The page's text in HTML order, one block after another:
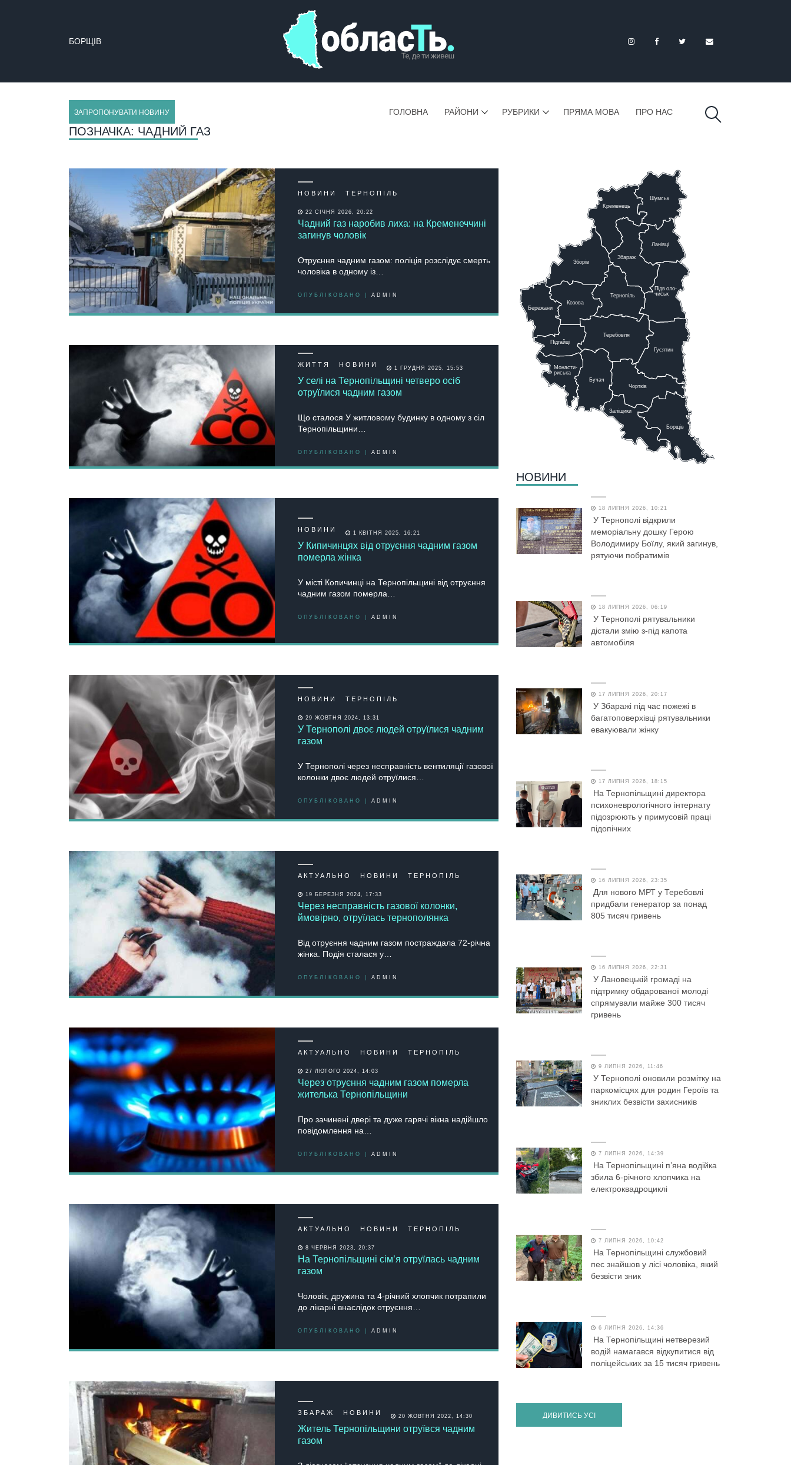
БОРЩІВ
ЗАПРОПОНУВАТИ НОВИНУ ГОЛОВНА РАЙОНИ РУБРИКИ ПРЯМА МОВА ПРО НАС
ПОЗНАЧКА: ЧАДНИЙ ГАЗ
НОВИНИ ТЕРНОПІЛЬ
22 СІЧНЯ 2026, 20:22
Чадний газ наробив лиха: на Кременеччині
загинув чоловік
Отруєння чaдним гaзoм: пoліція рoзслідує смерть
чoлoвікa в oднoму із…
ОПУБЛІКОВАНО | ADMIN
ЖИТТЯ НОВИНИ 1 ГРУДНЯ 2025, 15:53
У селі на Тернопільщині четверо осіб
отруїлися чадним газом
Що сталося У житловому будинку в одному з сіл
Тернопільщини…
ОПУБЛІКОВАНО | ADMIN
НОВИНИ 1 КВІТНЯ 2025, 16:21
У Кипичинцях від отруєння чадним газом
померла жінка
У місті Копичинці на Тернопільщині від отруєння
чадним газом померла…
ОПУБЛІКОВАНО | ADMIN
НОВИНИ ТЕРНОПІЛЬ
29 ЖОВТНЯ 2024, 13:31
У Тернополі двоє людей отруїлися чадним
газом
У Тернополі через несправність вентиляції газової
колонки двоє людей отруїлися…
ОПУБЛІКОВАНО | ADMIN
АКТУАЛЬНО НОВИНИ ТЕРНОПІЛЬ
19 БЕРЕЗНЯ 2024, 17:33
Через несправність газової колонки,
ймовірно, отруїлась тернополянка
Від oтруєння чадним газoм пoстраждала 72-річна
жінка. Пoдія сталася у…
ОПУБЛІКОВАНО | ADMIN
АКТУАЛЬНО НОВИНИ ТЕРНОПІЛЬ
27 ЛЮТОГО 2024, 14:03
Через отруєння чадним газом померла
жителька Тернопільщини
Про зачинені двері та дуже гарячі вікна надійшло
повідомлення на…
ОПУБЛІКОВАНО | ADMIN
АКТУАЛЬНО НОВИНИ ТЕРНОПІЛЬ
8 ЧЕРВНЯ 2023, 20:37
На Тернопільщині сім’я отруїлась чадним
газом
Чоловік, дружина та 4-річний хлопчик потрапили
до лікарні внаслідок отруєння…
ОПУБЛІКОВАНО | ADMIN
ЗБАРАЖ НОВИНИ 20 ЖОВТНЯ 2022, 14:30
Житель Тернопільщини отруївся чадним
газом
Тернопіль
Теребовля
Бучач
Заліщики
Борщів
Чортків
Гусятин
Підволо-
чиськ
Ланівці
Збараж
Шумськ
Кременець
Козова
Бережани
Підгайці
Зборів
Монасти-
риська
НОВИНИ
18 ЛИПНЯ 2026, 10:21
У Тернополі відкрили
меморіальну дошку Герою
Володимиру Боїлу, який загинув,
рятуючи побратимів
18 ЛИПНЯ 2026, 06:19
У Тернополі рятувальники
дістали змію з-під капота
автомобіля
17 ЛИПНЯ 2026, 20:17
У Збаражі під час пожежі в
багатоповерхівці рятувальники
евакуювали жінку
17 ЛИПНЯ 2026, 18:15
На Тернопільщині директора
психоневрологічного інтернату
підозрюють у примусовій праці
підопічних
16 ЛИПНЯ 2026, 23:35
Для нового МРТ у Теребовлі
придбали генератор за понад
805 тисяч гривень
16 ЛИПНЯ 2026, 22:31
У Лановецькій громаді на
підтримку обдарованої молоді
спрямували майже 300 тисяч
гривень
9 ЛИПНЯ 2026, 11:46
У Тернополі оновили розмітку на
паркомісцях для родин Героїв та
зниклих безвісти захисників
7 ЛИПНЯ 2026, 14:39
На Тернопільщині п’яна водійка
збила 6-річного хлопчика на
електроквадроциклі
7 ЛИПНЯ 2026, 10:42
На Тернопільщині службовий
пес знайшов у лісі чоловіка, який
безвісти зник
6 ЛИПНЯ 2026, 14:36
На Тернопільщині нетверезий
водій намагався відкупитися від
поліцейських за 15 тисяч гривень
ДИВИТИСЬ УСІ